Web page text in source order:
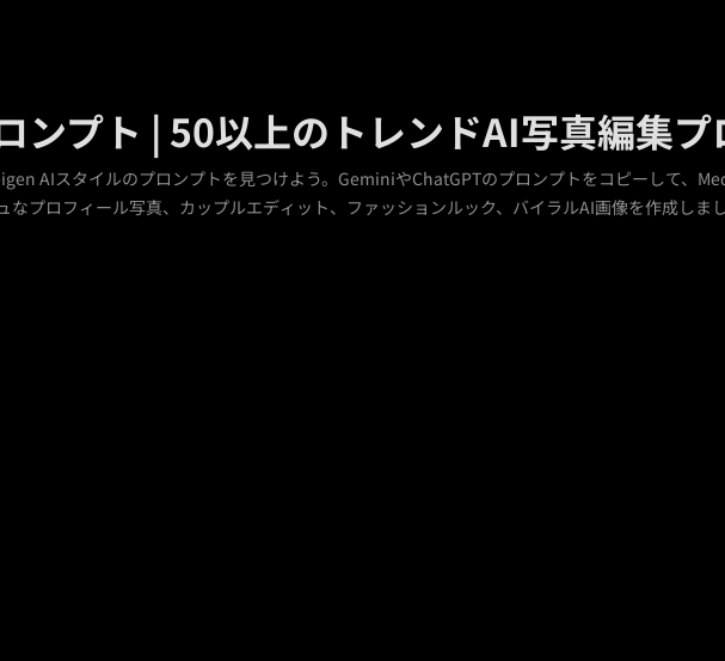
ンプト | 50以上のトレンドAI写真編集プ
AIスタイルのプロンプトを見つけよう。GeminiやChatGPTのプロンプトをコピーして、
プロフィール写真、カップルエディット、ファッションルック、バイラルAI画像を作成しまし